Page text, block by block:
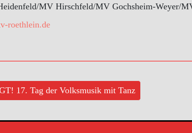
MV Hirschfeld/MV Gochsheim-Weyer/
roethlein.de
17. Tag der Volksmusik mit Tanz